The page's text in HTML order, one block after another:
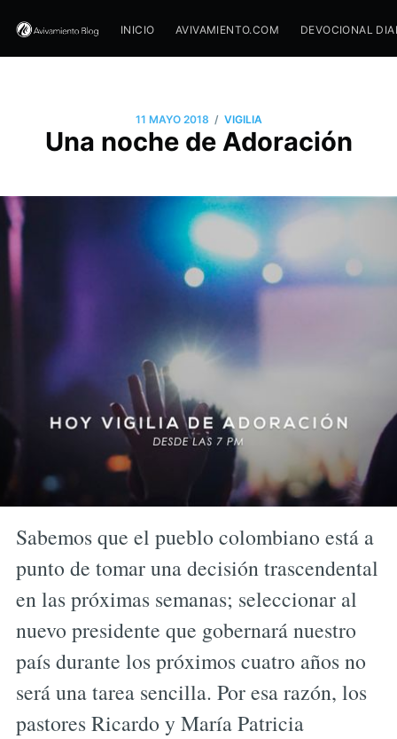
INICIO AVIVAMIENTO.COM DEVOCIONAL
11 MAYO 2018 / VIGILIA
Una noche de Adoración
Sabemos que el pueblo colombiano está a
punto de tomar una decisión trascendental
en las próximas semanas; seleccionar al
nuevo presidente que gobernará nuestro
país durante los próximos cuatro años no
será una tarea sencilla. Por esa razón, los
pastores Ricardo y María Patricia